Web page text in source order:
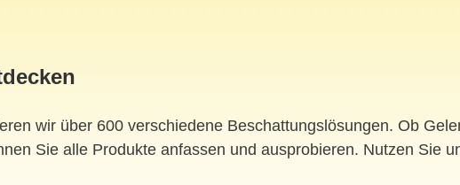
wir über 600 verschiedene Beschattungslösungen. Ob
Sie alle Produkte anfassen und ausprobieren. Nutzen Sie